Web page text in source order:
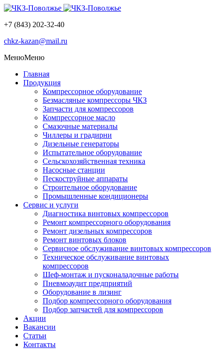
+7 (843) 202-32-40
chkz-kazan@mail.ru
МенюМеню
Главная
Продукция
Компрессорное оборудование
Безмасляные компрессоры ЧКЗ
Запчасти для компрессоров
Компрессорное масло
Смазочные материалы
Чиллеры и градирни
Дизельные генераторы
Испытательное оборудование
Сельскохозяйственная техника
Насосные станции
Пескоструйные аппараты
Строительное оборудование
Промышленные кондиционеры
Сервис и услуги
Диагностика винтовых компрессоров
Ремонт компрессорного оборудования
Ремонт дизельных компрессоров
Ремонт винтовых блоков
Сервисное обслуживание винтовых компрессоров
Техническое обслуживание винтовых
компрессоров
Шеф-монтаж и пусконаладочные работы
Пневмоаудит предприятий
Оборудование в лизинг
Подбор компрессорного оборудования
Подбор запчастей для компрессоров
Акции
Вакансии
Статьи
Контакты